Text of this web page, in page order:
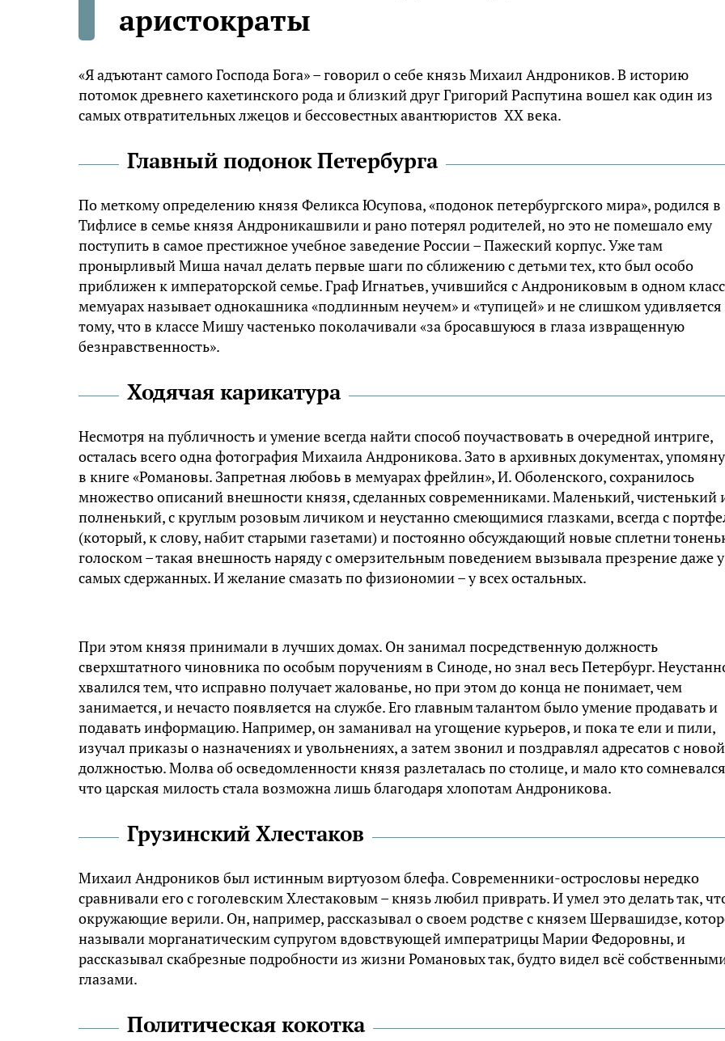
аристократы
«Я адъютант самого Господа Бога» – говорил о себе князь Михаил Андроников. В историю
потомок древнего кахетинского рода и близкий друг Григорий Распутина вошел как один из
самых отвратительных лжецов и бессовестных авантюристов XX века.
Главный подонок Петербурга
По меткому определению князя Феликса Юсупова, «подонок петербургского мира», родился в
Тифлисе в семье князя Андроникашвили и рано потерял родителей, но это не помешало ему
поступить в самое престижное учебное заведение России – Пажеский корпус. Уже там
пронырливый Миша начал делать первые шаги по сближению с детьми тех, кто был особо
приближен к императорской семье. Граф Игнатьев, учившийся с Андрониковым в одном
мемуарах называет однокашника «подлинным неучем» и «тупицей» и не слишком удивляется
тому, что в классе Мишу частенько поколачивали «за бросавшуюся в глаза извращенную
безнравственность».
Ходячая карикатура
Несмотря на публичность и умение всегда найти способ поучаствовать в очередной интриге,
осталась всего одна фотография Михаила Андроникова. Зато в архивных документах,
в книге «Романовы. Запретная любовь в мемуарах фрейлин», И. Оболенского, сохранилось
множество описаний внешности князя, сделанных современниками. Маленький, чистенький
полненький, с круглым розовым личиком и неустанно смеющимися глазками, всегда с
(который, к слову, набит старыми газетами) и постоянно обсуждающий новые сплетни
голоском – такая внешность наряду с омерзительным поведением вызывала презрение даже у
самых сдержанных. И желание смазать по физиономии – у всех остальных.
При этом князя принимали в лучших домах. Он занимал посредственную должность
сверхштатного чиновника по особым поручениям в Синоде, но знал весь Петербург.
хвалился тем, что исправно получает жалованье, но при этом до конца не понимает, чем
занимается, и нечасто появляется на службе. Его главным талантом было умение продавать и
подавать информацию. Например, он заманивал на угощение курьеров, и пока те ели и пили,
изучал приказы о назначениях и увольнениях, а затем звонил и поздравлял адресатов с новой
должностью. Молва об осведомленности князя разлеталась по столице, и мало кто
что царская милость стала возможна лишь благодаря хлопотам Андроникова.
Грузинский Хлестаков
Михаил Андроников был истинным виртуозом блефа. Современники-острословы нередко
сравнивали его с гоголевским Хлестаковым – князь любил приврать. И умел это делать так,
окружающие верили. Он, например, рассказывал о своем родстве с князем Шервашидзе,
называли морганатическим супругом вдовствующей императрицы Марии Федоровны, и
рассказывал скабрезные подробности из жизни Романовых так, будто видел всё
глазами.
Политическая кокотка